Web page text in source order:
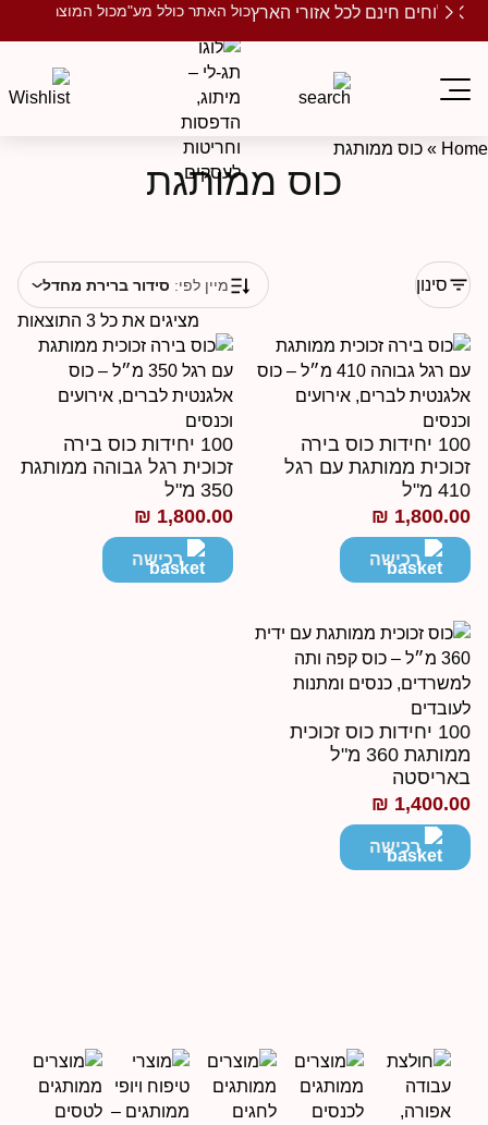
חינם לכל אזורי הארץכול האתר כולל מע"מכול המוצרים
»כוס ממותגת
כוס ממותגת
מציגים את כל ⁦3⁩ התוצאות
סינון מיין לפי:סידור ברירת מחדל
100 יחידות כוס בירה
ממותגת עם רגל
מ"ל
₪
רכישה
100 יחידות כוס בירה
זכוכית רגל גבוהה ממותגת
350 מ"ל
₪1,800.00
רכישה
100 יחידות כוס זכוכית
ממותגת 360 מ"ל
₪
רכישה